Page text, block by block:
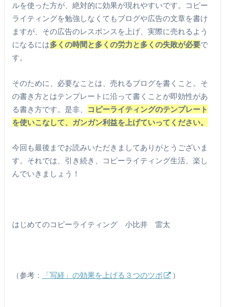
ルを使った方が、絶対的に効果が現れやすいです。コピー
ライティングを勉強しなくてもブログや広告の文章を書け
ますが、その広告のレスポンスを上げ、実際に売れるよう
になるには多くの時間と多くの労力と多くの失敗が必要で
す。
そのために、必要なことは、売れるブログを書くこと。そ
の書き方とはテンプレートに沿って書くことが即効性があ
る書き方です。是非、
コピーライティングのテンプレート
を使いこなして、ガンガン利益を上げていってください。
今回も最後までお読みいただきましてありがとうございま
す。それでは、引き続き、コピーライティング生活、楽し
んでいきましょう！
はじめてのコピーライティング 小比井 雷太
（参考： 「写経」の効果を上げる３つのツボ ）